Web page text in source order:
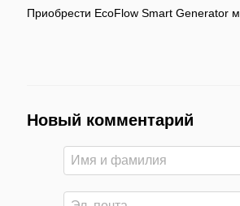
Приобрести EcoFlow Smart Generator
Новый комментарий